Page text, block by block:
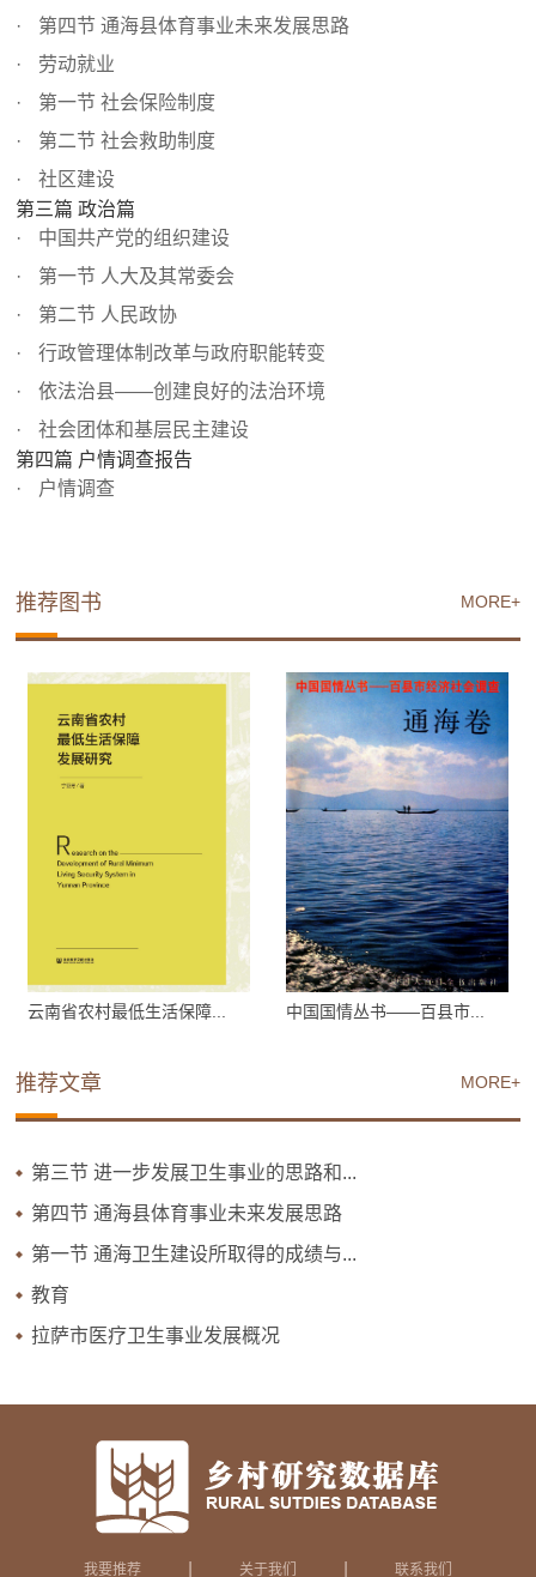
第四节 通海县体育事业未来发展思路
劳动就业
第一节 社会保险制度
第二节 社会救助制度
社区建设
第三篇 政治篇
中国共产党的组织建设
第一节 人大及其常委会
第二节 人民政协
行政管理体制改革与政府职能转变
依法治县——创建良好的法治环境
社会团体和基层民主建设
第四篇 户情调查报告
户情调查
MORE+
推荐图书
云南省农村最低生活保障... 中国国情丛书——百县市...
MORE+
推荐文章
第三节 进一步发展卫生事业的思路和...
第四节 通海县体育事业未来发展思路
第一节 通海卫生建设所取得的成绩与...
教育
拉萨市医疗卫生事业发展概况
我要推荐 关于我们 联系我们